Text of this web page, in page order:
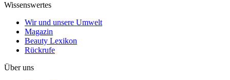
Wissenswertes
Wir und unsere Umwelt
Magazin
Beauty Lexikon
Rückrufe
Über uns